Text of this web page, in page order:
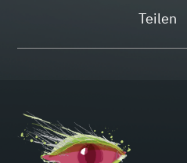
Teilen